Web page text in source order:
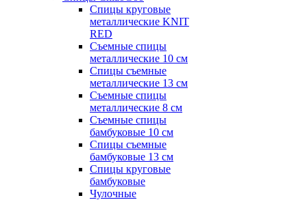
Спицы круговые
металлические KNIT
RED
Съемные спицы
металлические 10 см
Спицы съемные
металлические 13 см
Съемные спицы
металлические 8 см
Съемные спицы
бамбуковые 10 см
Спицы съемные
бамбуковые 13 см
Спицы круговые
бамбуковые
Чулочные